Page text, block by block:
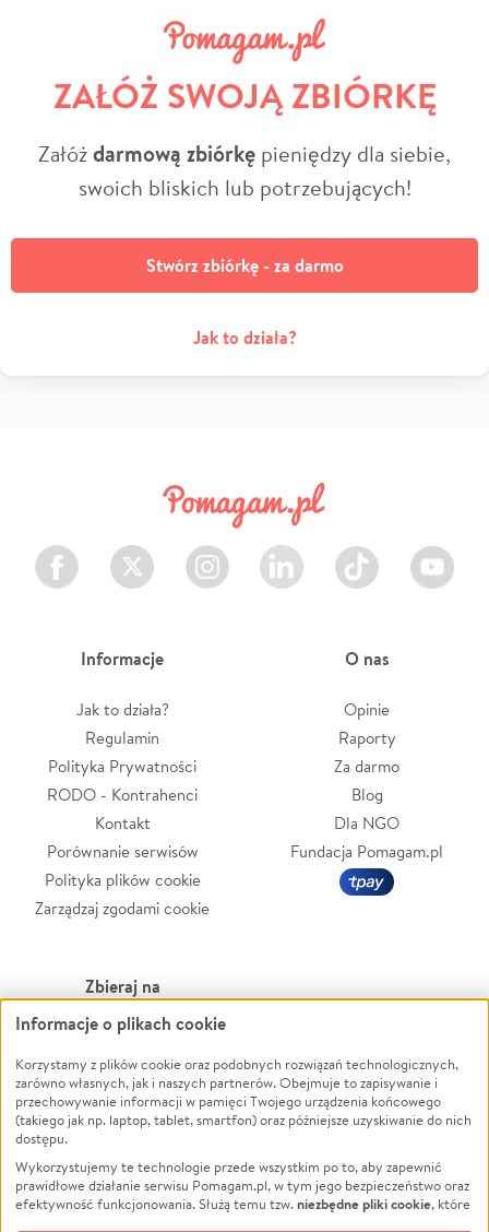
ZAŁÓŻ SWOJĄ ZBIÓRKĘ
Załóżdarmową zbiórkę pieniędzy dla siebie,
swoich bliskich lub potrzebujących!
Stwórz zbiórkę - za darmo
Jak to działa?
Facebook Twitter Instagram LinkedIn TikTok Youtube
Informacje
Jak to działa?
Regulamin
Polityka Prywatności
RODO - Kontrahenci
Kontakt
Porównanie serwisów
Polityka plików cookie
Zarządzaj zgodami cookie
O nas
Opinie
Raporty
Za darmo
Blog
Dla NGO
Fundacja Pomagam.pl
Zbieraj na
Leczenie
Zwierzęta
Pożar
Ukraina
Pomoc Finansowa
Projekty
Powódź
Wichura
NGO
Edukacja
Podróż
Informacje o plikach cookie
Korzystamy z plików cookie oraz podobnych rozwiązań technologicznych,
zarówno własnych, jak i naszych partnerów. Obejmuje to zapisywanie i
przechowywanie informacji w pamięci Twojego urządzenia końcowego
(takiego jak np. laptop, tablet, smartfon) oraz późniejsze uzyskiwanie do nich
dostępu.
Wykorzystujemy te technologie przede wszystkim po to, aby zapewnić
prawidłowe działanie serwisu Pomagam.pl, w tym jego bezpieczeństwo oraz
efektywność funkcjonowania. Służą temu tzw.niezbędne pliki cookie, które